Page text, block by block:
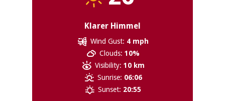
Klarer Himmel
Wind Gust: 4 mph
Clouds: 10%
Visibility: 10 km
Sunrise: 06:06
Sunset: 20:55